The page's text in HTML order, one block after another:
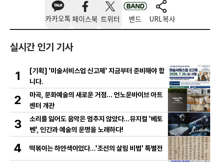
카카오톡 페이스북 트위터 밴드 URL복사
실시간 인기 기사
1
[기획] '미술서비스업 신고제' 지금부터 준비해야 합
니다.
2
마곡, 문화예술의 새로운 거점… 언노운바이브 아트
센터 개관
3
소리를 잃어도 음악은 멈추지 않았다…뮤지컬 '베토
벤', 인간과 예술의 운명을 노래하다!
4 떡볶이는 하얀색이었다...'조선의 살림 비법' 특별전